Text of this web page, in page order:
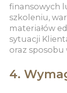
finansowych
szkoleniu,
materiałów
sytuacji
oraz sposobu
4.